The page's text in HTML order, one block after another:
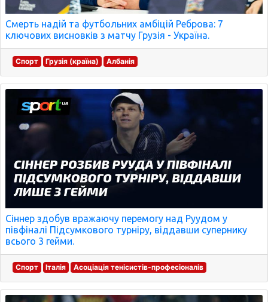
Смерть надій та футбольних амбіцій Реброва: 7
ключових висновків з матчу Грузія - Україна.
Спорт Грузія (країна) Албанія
Сіннер здобув вражаючу перемогу над Руудом у
півфіналі Підсумкового турніру, віддавши супернику
всього 3 гейми.
Спорт Італія Асоціація тенісистів-професіоналів